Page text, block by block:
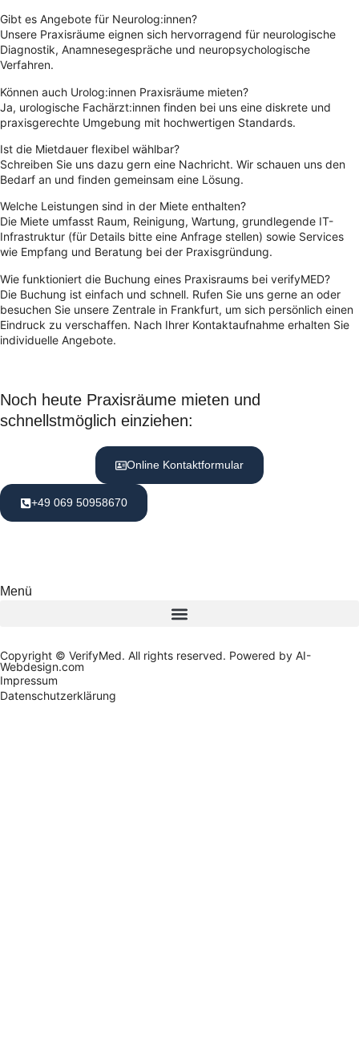
Gibt es Angebote für Neurolog:innen?
Unsere Praxisräume eignen sich hervorragend für neurologische
Diagnostik, Anamnesegespräche und neuropsychologische
Verfahren.
Können auch Urolog:innen Praxisräume mieten?
Ja, urologische Fachärzt:innen finden bei uns eine diskrete und
praxisgerechte Umgebung mit hochwertigen Standards.
Ist die Mietdauer flexibel wählbar?
Schreiben Sie uns dazu gern eine Nachricht. Wir schauen uns den
Bedarf an und finden gemeinsam eine Lösung.
Welche Leistungen sind in der Miete enthalten?
Die Miete umfasst Raum, Reinigung, Wartung, grundlegende IT-
Infrastruktur (für Details bitte eine Anfrage stellen) sowie Services
wie Empfang und Beratung bei der Praxisgründung.
Wie funktioniert die Buchung eines Praxisraums bei verifyMED?
Die Buchung ist einfach und schnell. Rufen Sie uns gerne an oder
besuchen Sie unsere Zentrale in Frankfurt, um sich persönlich einen
Eindruck zu verschaffen. Nach Ihrer Kontaktaufnahme erhalten Sie
individuelle Angebote.
Noch heute Praxisräume mieten und
schnellstmöglich einziehen:
Online Kontaktformular
+49 069 50958670
Menü
Copyright © VerifyMed. All rights reserved. Powered by AI-
Webdesign.com
Impressum
Datenschutzerklärung